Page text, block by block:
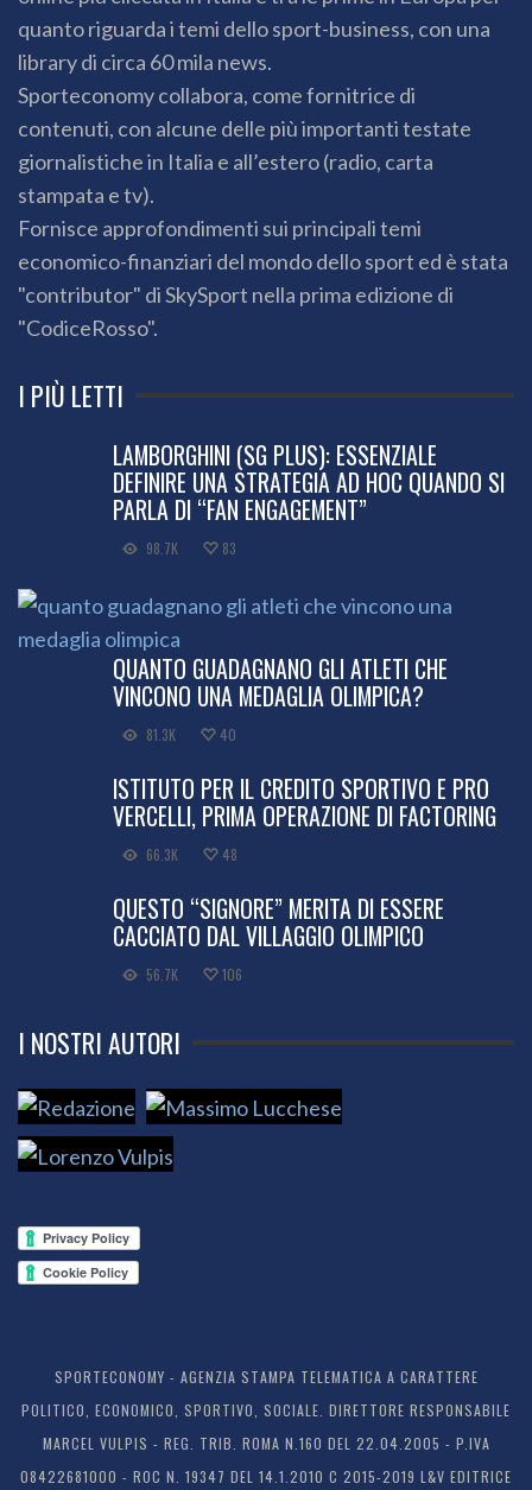
quanto riguarda i temi dello sport-business, con una
library di circa 60 mila news.
Sporteconomy collabora, come fornitrice di
contenuti, con alcune delle più importanti testate
giornalistiche in Italia e all’estero (radio, carta
stampata e tv).
Fornisce approfondimenti sui principali temi
economico-finanziari del mondo dello sport ed è stata
"contributor" di SkySport nella prima edizione di
"CodiceRosso".
I PIÙ LETTI
LAMBORGHINI (SG PLUS): ESSENZIALE
DEFINIRE UNA STRATEGIA AD HOC QUANDO SI
PARLA DI “FAN ENGAGEMENT”
98.7K 83
QUANTO GUADAGNANO GLI ATLETI CHE
VINCONO UNA MEDAGLIA OLIMPICA?
81.3K 40
ISTITUTO PER IL CREDITO SPORTIVO E PRO
VERCELLI, PRIMA OPERAZIONE DI FACTORING
66.3K 48
QUESTO “SIGNORE” MERITA DI ESSERE
CACCIATO DAL VILLAGGIO OLIMPICO
56.7K 106
I NOSTRI AUTORI
SPORTECONOMY - AGENZIA STAMPA TELEMATICA A CARATTERE
POLITICO, ECONOMICO, SPORTIVO, SOCIALE. DIRETTORE RESPONSABILE
MARCEL VULPIS - REG. TRIB. ROMA N.160 DEL 22.04.2005 - P.IVA
08422681000 - ROC N. 19347 DEL 14.1.2010 C 2015-2019 L&V EDITRICE